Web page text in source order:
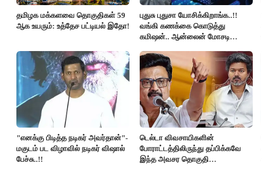
தமிழக மக்களவை தொகுதிகள் 59
ஆக உயரும்: உத்தேச பட்டியல் இதோ!
புதுசு புதுசா யோசிக்கிறாங்க..!!
வங்கி கணக்கை கொடுத்து
கமிஷன்.. ஆன்லைன் மோசடி
கைது..!!
"எனக்கு பிடித்த நடிகர் அவர்தான்"-
மகுடம் பட விழாவில் நடிகர் விஷால்
பேச்சு..!!
டெல்டா விவசாயிகளின்
போராட்டத்திலிருந்து தப்பிக்கவே
இந்த அவசர தொகுதி